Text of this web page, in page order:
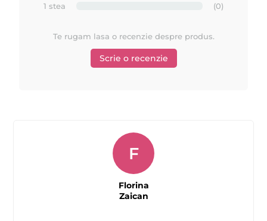
Produs vegan – fără ingrediente de origine animală
Ambalaj de 500 ml (17 fl.oz)
1 stea
(0)
Te rugam lasa o recenzie despre produs.
Scrie o recenzie
F
Florina
Zaican